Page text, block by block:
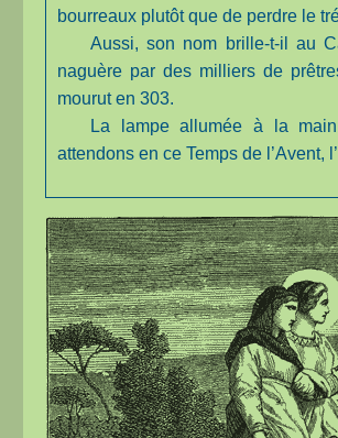
bourreaux plutôt que de perdre le
Aussi, son nom brille-t-il au
naguère par des milliers de
mourut en 303.
La lampe allumée à la
attendons en ce Temps de l’Avent,